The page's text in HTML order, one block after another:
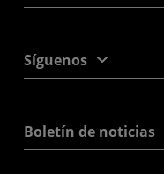
Síguenos
Boletín de noticias